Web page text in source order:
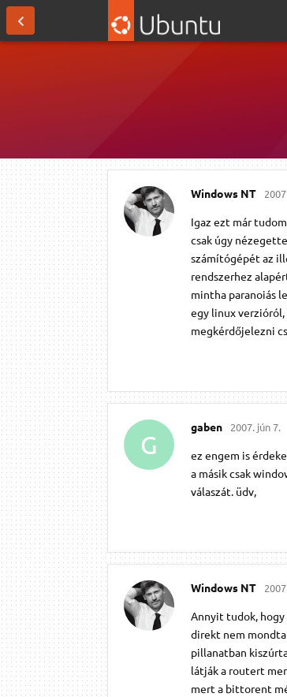
Windows NT
Igaz ezt már
csak úgy
számítógépét az
rendszerhez
mintha paranoiás
egy linux
megkérdőjelezni
G
gaben 2007. jún 7.
ez engem is
a másik csak
válaszát. üdv,
Windows NT
Annyit tudok,
direkt nem
pillanatban
látják a routert
mert a bittorent